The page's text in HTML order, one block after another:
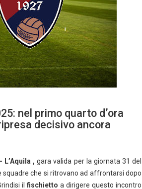
nel primo quarto d’ora
decisivo ancora
L’Aquila , gara valida per la giornata 31 del
squadre che si ritrovano ad affrontarsi dopo
il fischietto a dirigere questo incontro